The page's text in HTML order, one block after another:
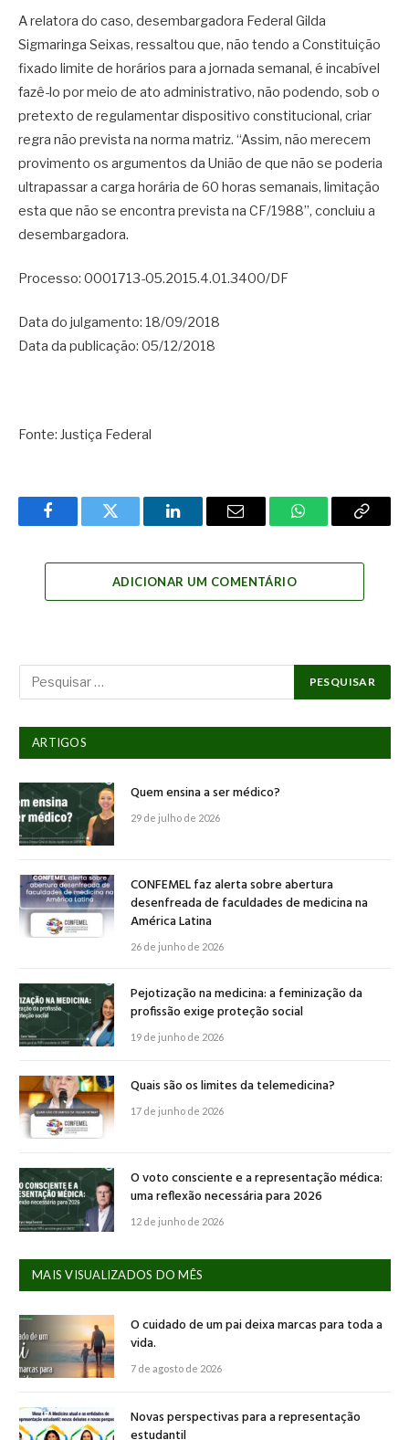
A relatora do caso, desembargadora Federal Gilda
Sigmaringa Seixas, ressaltou que, não tendo a Constituição
fixado limite de horários para a jornada semanal, é incabível
fazê-lo por meio de ato administrativo, não podendo, sob o
pretexto de regulamentar dispositivo constitucional, criar
regra não prevista na norma matriz. “Assim, não merecem
provimento os argumentos da União de que não se poderia
ultrapassar a carga horária de 60 horas semanais, limitação
esta que não se encontra prevista na CF/1988”, concluiu a
desembargadora.
Processo: 0001713-05.2015.4.01.3400/DF
Data do julgamento: 18/09/2018
Data da publicação: 05/12/2018
Fonte: Justiça Federal
FacebookTwitter LinkedInEmail WhatsAppCopy
ADICIONAR UM COMENTÁRIO
ARTIGOS
Quem ensina a ser médico?
29 de julho de 2026
CONFEMEL faz alerta sobre abertura
desenfreada de faculdades de medicina na
América Latina
26 de junho de 2026
Pejotização na medicina: a feminização da
profissão exige proteção social
19 de junho de 2026
Quais são os limites da telemedicina?
17 de junho de 2026
O voto consciente e a representação médica:
uma reflexão necessária para 2026
12 de junho de 2026
MAIS VISUALIZADOS DO MÊS
O cuidado de um pai deixa marcas para toda a
vida.
7 de agosto de 2026
Novas perspectivas para a representação